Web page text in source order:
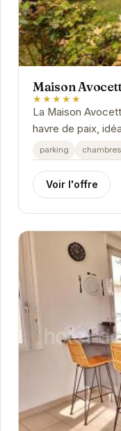
Maison
★★★★★
La Maison
havre de paix,
Bains. Offrant
parking
Voir l'offre